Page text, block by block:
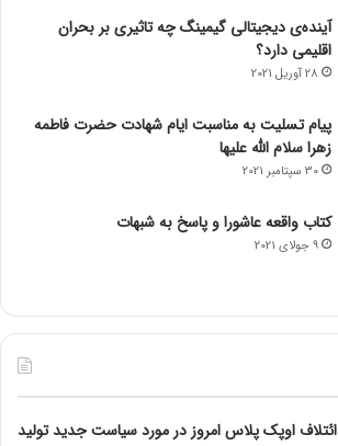
آینده‌ی دیجیتالی گیمینگ چه تاثیری بر بحران
اقلیمی دارد؟
28 آوریل 2021
پیام تسلیت به مناسبت ایام شهادت حضرت فاطمه
زهرا سلام الله علیها
30 سپتامبر 2021
کتاب واقعه عاشورا و پاسخ به شبهات
9 جولای 2021
ائتلاف اوپک پلاس امروز در مورد سیاست جدید تولید